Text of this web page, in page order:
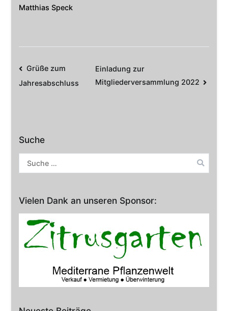
Matthias Speck
Beitrags-
Navigation
Grüße zum
Jahresabschluss
Einladung zur
Mitgliederversammlung 2022
Suche
Suche
nach:
Vielen Dank an unseren Sponsor: